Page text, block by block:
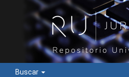
Buscar